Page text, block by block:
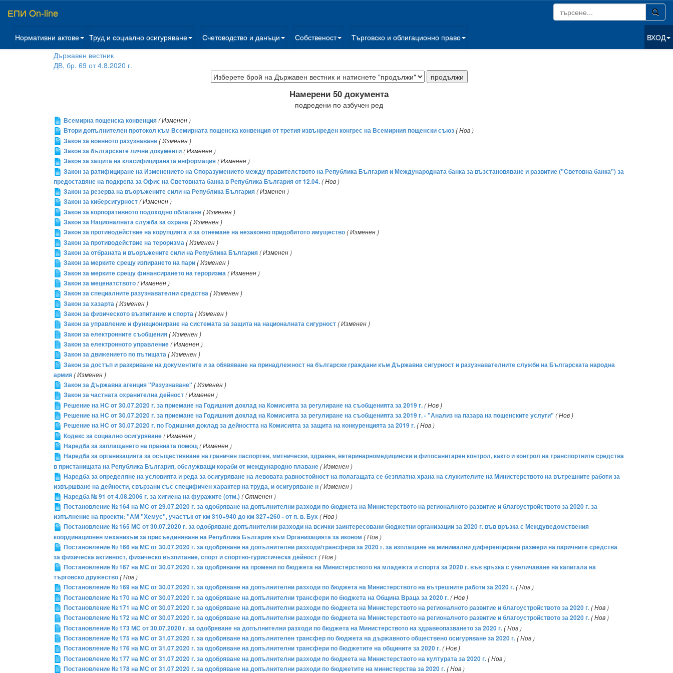
ЕПИ On-line
Нормативни актове Труд и социално осигуряване Счетоводство и данъци Собственост Търговско и облигационно право
ВХОД
Държавен вестник
ДВ, бр. 69 от 4.8.2020 г.
Намерени 50 документа
подредени по азбучен ред
Всемирна пощенска конвенция( Изменен )
Втори допълнителен протокол към Всемирната пощенска конвенция от третия извънреден конгрес на Всемирния пощенски съюз( Нов )
Закон за военното разузнаване( Изменен )
Закон за българските лични документи( Изменен )
Закон за защита на класифицираната информация( Изменен )
Закон за ратифициране на Изменението на Споразумението между правителството на Република България и Международната банка за възстановяване и развитие ("Световна банка") за
предоставяне на подкрепа за Офис на Световната банка в Република България от 12.04.( Нов )
Закон за резерва на въоръжените сили на Република България( Изменен )
Закон за киберсигурност( Изменен )
Закон за корпоративното подоходно облагане( Изменен )
Закон за Националната служба за охрана( Изменен )
Закон за противодействие на корупцията и за отнемане на незаконно придобитото имущество( Изменен )
Закон за противодействие на тероризма( Изменен )
Закон за отбраната и въоръжените сили на Република България( Изменен )
Закон за мерките срещу изпирането на пари( Изменен )
Закон за мерките срещу финансирането на тероризма( Изменен )
Закон за меценатството( Изменен )
Закон за специалните разузнавателни средства( Изменен )
Закон за хазарта( Изменен )
Закон за физическото възпитание и спорта( Изменен )
Закон за управление и функциониране на системата за защита на националната сигурност( Изменен )
Закон за електронните съобщения( Изменен )
Закон за електронното управление( Изменен )
Закон за движението по пътищата( Изменен )
Закон за достъп и разкриване на документите и за обявяване на принадлежност на български граждани към Държавна сигурност и разузнавателните служби на Българската народна
армия( Изменен )
Закон за Държавна агенция "Разузнаване" ( Изменен )
Закон за частната охранителна дейност( Изменен )
Решение на НС от 30.07.2020 г. за приемане на Годишния доклад на Комисията за регулиране на съобщенията за 2019 г.( Нов )
Решение на НС от 30.07.2020 г. за приемане на Годишния доклад на Комисията за регулиране на съобщенията за 2019 г. - "Анализ на пазара на пощенските услуги" ( Нов )
Решение на НС от 30.07.2020 г. по Годишния доклад за дейността на Комисията за защита на конкуренцията за 2019 г.( Нов )
Кодекс за социално осигуряване( Изменен )
Наредба за заплащането на правната помощ( Изменен )
Наредба за организацията за осъществяване на граничен паспортен, митнически, здравен, ветеринарномедицински и фитосанитарен контрол, както и контрол на транспортните средства
в пристанищата на Република България, обслужващи кораби от международно плаване( Изменен )
Наредба за определяне на условията и реда за осигуряване на левовата равностойност на полагащата се безплатна храна на служителите на Министерството на вътрешните работи за
извършване на дейности, свързани със специфичен характер на труда, и осигуряване н( Изменен )
Наредба № 91 от 4.08.2006 г. за хигиена на фуражите (отм.)( Отменен )
Постановление № 164 на МС от 29.07.2020 г. за одобряване на допълнителни разходи по бюджета на Министерството на регионалното развитие и благоустройството за 2020 г. за
изпълнение на проекти: "АМ "Хемус", участък от км 310+940 до км 327+260 - от п. в. Бух( Нов )
Постановление № 165 МС от 30.07.2020 г. за одобряване допълнителни разходи на всички заинтересовани бюджетни организации за 2020 г. във връзка с Междуведомствения
координационен механизъм за присъединяване на Република България към Организацията за иконом ( Нов )
Постановление № 166 на МС от 30.07.2020 г. за одобряване на допълнителни разходи/трансфери за 2020 г. за изплащане на минимални диференцирани размери на паричните средства
за физическа активност, физическо възпитание, спорт и спортно-туристическа дейност( Нов )
Постановление № 167 на МС от 30.07.2020 г. за одобряване на промени по бюджета на Министерството на младежта и спорта за 2020 г. във връзка с увеличаване на капитала на
търговско дружество( Нов )
Постановление № 169 на МС от 30.07.2020 г. за одобряване на допълнителни разходи по бюджета на Министерството на вътрешните работи за 2020 г.( Нов )
Постановление № 170 на МС от 30.07.2020 г. за одобряване на допълнителни трансфери по бюджета на Община Враца за 2020 г.( Нов )
Постановление № 171 на МС от 30.07.2020 г. за одобряване на допълнителни разходи по бюджета на Министерството на регионалното развитие и благоустройството за 2020 г.( Нов )
Постановление № 172 на МС от 30.07.2020 г. за одобряване на допълнителни разходи по бюджета на Министерството на регионалното развитие и благоустройството за 2020 г.( Нов )
Постановление № 173 МС от 30.07.2020 г. за одобряване на допълнителни разходи по бюджета на Министерството на здравеопазването за 2020 г.( Нов )
Постановление № 175 на МС от 31.07.2020 г. за одобряване на допълнителен трансфер по бюджета на държавното обществено осигуряване за 2020 г.( Нов )
Постановление № 176 на МС от 31.07.2020 г. за одобряване на допълнителни трансфери по бюджетите на общините за 2020 г.( Нов )
Постановление № 177 на МС от 31.07.2020 г. за одобряване на допълнителни разходи по бюджета на Министерството на културата за 2020 г.( Нов )
Постановление № 178 на МС от 31.07.2020 г. за одобряване на допълнителни разходи по бюджетите на министерства за 2020 г.( Нов )